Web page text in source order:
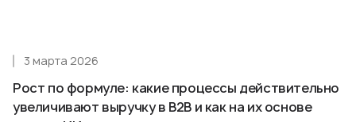
Рост по формуле: какие процессы действительно
увеличивают выручку в B2B и как на их основе
3 марта 2026